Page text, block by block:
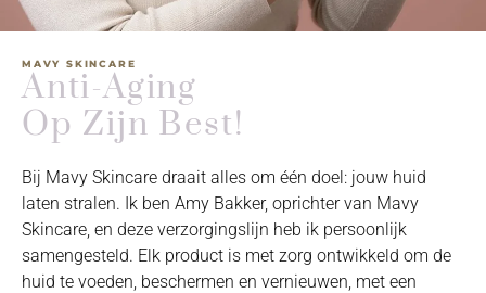
MAVY SKINCARE
Anti-Aging
Op Zijn Best!
Bij Mavy Skincare draait alles om één doel: jouw huid
laten stralen. Ik ben Amy Bakker, oprichter van Mavy
Skincare, en deze verzorgingslijn heb ik persoonlijk
samengesteld. Elk product is met zorg ontwikkeld om de
huid te voeden, beschermen en vernieuwen, met een